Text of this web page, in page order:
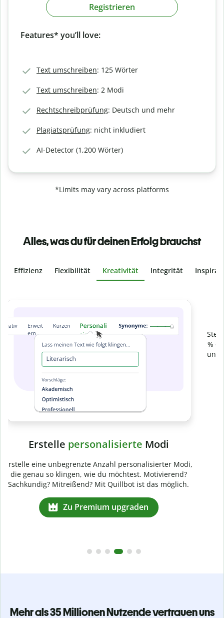
Registrieren
Features* you’ll love:
Text umschreiben: 125 Wörter
Text umschreiben: 2 Modi
Rechtschreibprüfung: Deutsch und mehr
Plagiatsprüfung: nicht inkludiert
AI-Detector (1,200 Wörter)
*Limits may vary across platforms
Alles, was du für deinen Erfolg brauchst
Effizienz Flexibilität Kreativität Integrität
Slide 4 of 6
Stelle mit der Plagiatsprüfung sicher, dass dein Text zu 100
% original ist. Analysiere deine Arbeit in Sekundenschnelle
und finde fehlende Quellenangaben in über 100 Sprachen.
Mehr als 35 Millionen Nutzende vertrauen uns